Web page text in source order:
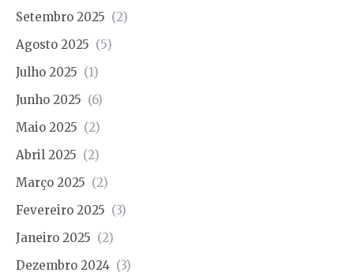
Setembro 2025 (2)
Agosto 2025 (5)
Julho 2025 (1)
Junho 2025 (6)
Maio 2025 (2)
Abril 2025 (2)
Março 2025 (2)
Fevereiro 2025 (3)
Janeiro 2025 (2)
Dezembro 2024 (3)